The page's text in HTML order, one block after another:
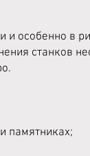
особенно в
станков
памятниках;